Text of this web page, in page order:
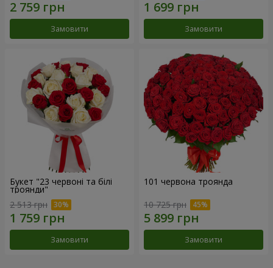
Замовити Замовити
Букет "23 червоні та білі
троянди"
2 513 грн
Замовити
101 червона троянда
10 725 грн
Замовити